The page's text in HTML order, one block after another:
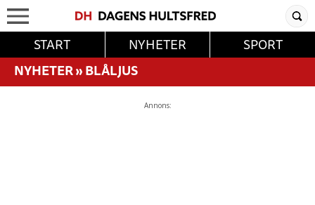
START NYHETER
SPORT
NYHETER»BLÅLJUS
Annons: